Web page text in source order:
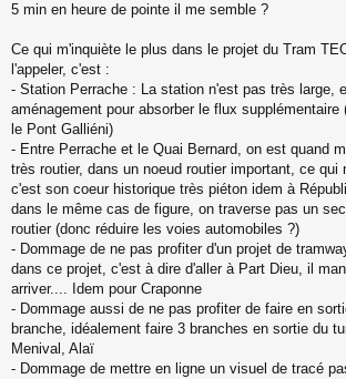
u
5 min en heure de pointe il me semble ?
Ce qui m'inquiète le plus dans le projet du Tram
l'appeler, c'est :
- Station Perrache : La station n'est pas très large,
aménagement pour absorber le flux supplémentaire
le Pont Galliéni)
- Entre Perrache et le Quai Bernard, on est quand
très routier, dans un noeud routier important, ce qui
c'est son coeur historique très piéton idem à
dans le même cas de figure, on traverse pas un
routier (donc réduire les voies automobiles ?)
- Dommage de ne pas profiter d'un projet de
dans ce projet, c'est à dire d'aller à Part Dieu, il
arriver.... Idem pour Craponne
- Dommage aussi de ne pas profiter de faire en
branche, idéalement faire 3 branches en sortie du
Menival, Alaï
- Dommage de mettre en ligne un visuel de tracé